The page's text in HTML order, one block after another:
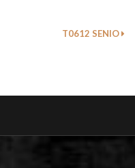
T0612 SENIO